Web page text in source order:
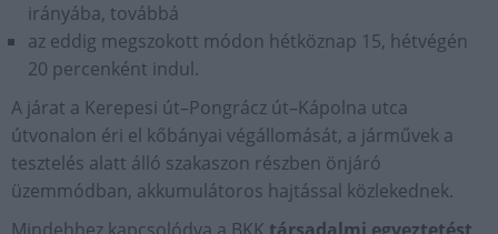
irányába, továbbá
az eddig megszokott módon hétköznap 15, hétvégén
20 percenként indul.
A járat a Kerepesi út–Pongrácz út–Kápolna utca
útvonalon éri el kőbányai végállomását, a járművek a
tesztelés alatt álló szakaszon részben önjáró
üzemmódban, akkumulátoros hajtással közlekednek.